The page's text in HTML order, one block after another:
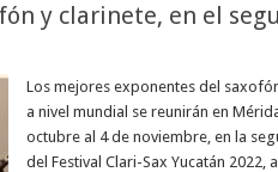
y clarinete, en el
Los mejores exponentes del
a nivel mundial se reunirán en
octubre al 4 de noviembre, en la
del Festival Clari-Sax Yucatán 2022,